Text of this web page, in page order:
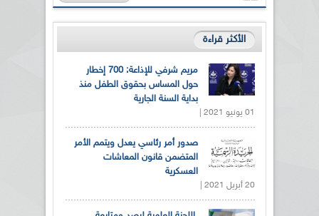
الأكثر قراءة
مريم شرفي للإذاعة: 700 إخطار
حول المساس بحقوق الطفل منذ
بداية السنة الجارية
01 يونيو 2021 |
صدور أمر رئاسي يعدل ويتمم الأمر
المتضمن قانون المعاشات
العسكرية
20 أبريل 2021 |